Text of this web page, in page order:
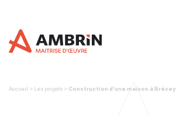
Accueil > Les projets > Construction d’une maison à Brécey